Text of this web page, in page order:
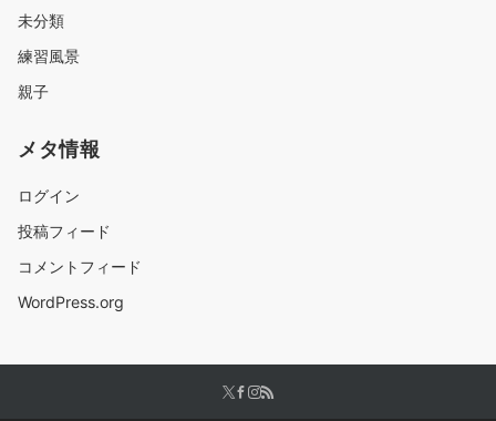
未分類
練習風景
親子
メタ情報
ログイン
投稿フィード
コメントフィード
WordPress.org